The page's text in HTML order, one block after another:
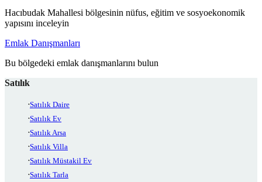
Hacıbudak Mahallesi bölgesinin nüfus, eğitim ve sosyoekonomik
yapısını inceleyin
Emlak Danışmanları
Bu bölgedeki emlak danışmanlarını bulun
Satılık
Satılık Daire
Satılık Ev
Satılık Arsa
Satılık Villa
Satılık Müstakil Ev
Satılık Tarla